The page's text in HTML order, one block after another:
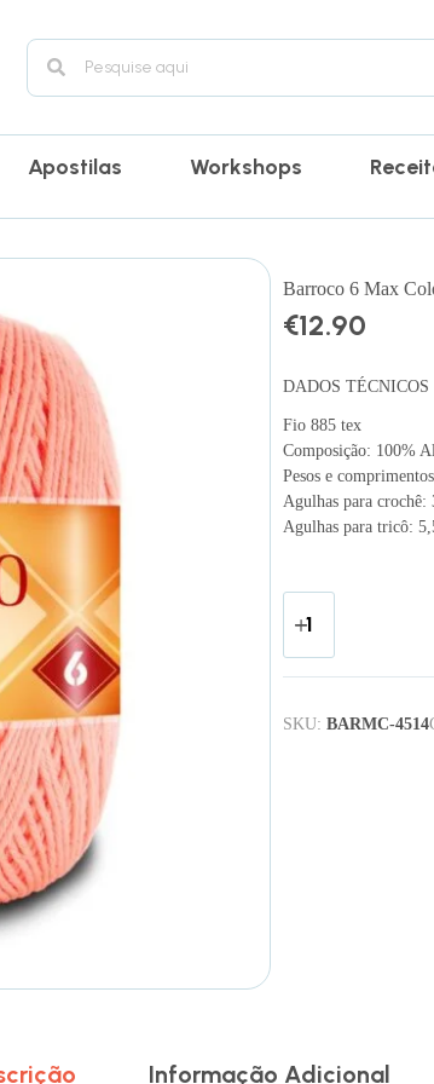
Apostilas Workshops
Barroco 6 Max
€12.90
DADOS TÉCNICOS
Fio 885 tex
Composição: 100%
Pesos e
Agulhas para
Agulhas para tricô:
SKU: BARMC-4514
Informação Adicional